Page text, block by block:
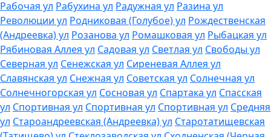
Рабочая ул Рабухина ул Радужная ул Разина ул
Революции ул Родниковая (Голубое) ул Рождественская
(Андреевка) ул Розанова ул Ромашковая ул Рыбацкая ул
Рябиновая Аллея ул Садовая ул Светлая ул Свободы ул
Северная ул Сенежская ул Сиреневая Аллея ул
Славянская ул Снежная ул Советская ул Солнечная ул
Солнечногорская ул Сосновая ул Спартака ул Спасская
ул Спортивная ул Спортивная ул Спортивная ул Средняя
ул Староандреевская (Андреевка) ул Старотатищевская